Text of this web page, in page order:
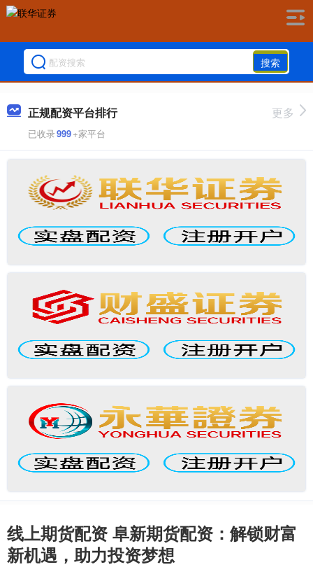
搜索
正规配资平台排行
已收录999+家平台
更多
线上期货配资 阜新期货配资：解锁财富
新机遇，助力投资梦想